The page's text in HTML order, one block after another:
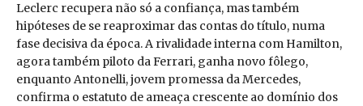
Leclerc recupera não só a confiança, mas também
hipóteses de se reaproximar das contas do título, numa
fase decisiva da época. A rivalidade interna com Hamilton,
agora também piloto da Ferrari, ganha novo fôlego,
enquanto Antonelli, jovem promessa da Mercedes,
confirma o estatuto de ameaça crescente ao domínio dos